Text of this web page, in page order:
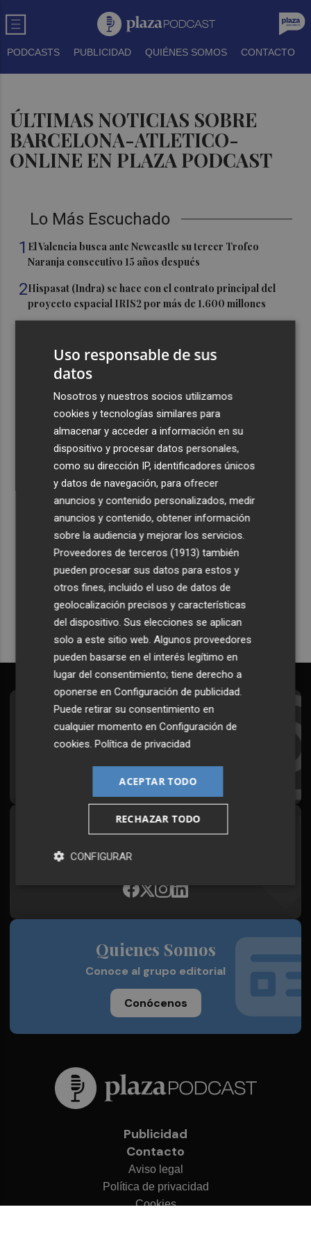
PODCASTS PUBLICIDAD QUIÉNES SOMOS CONTACTO
ÚLTIMAS NOTICIAS SOBRE
BARCELONA-ATLETICO-
ONLINE EN PLAZA PODCAST
Lo Más Escuchado
1 El Valencia busca ante Newcastle su tercer Trofeo
Naranja consecutivo 15 años después
2Hispasat (Indra) se hace con el contrato principal del
proyecto espacial IRIS2 por más de 1.600 millones
Carlos Corberán contará con 14 profesionales en su
El Valencia CF y Cervezas Turia apoyarán a los
hosteleros afectados por los incendios con una iniciativa
especial en el Trofeu Taronja
Recibe toda la actualidad de
Plaza Podcast en tu correo
Quiero suscribirme
Suscríbete al Boletín
Todos los días a primera hora en tu email
Síguenos en redes
Plaza Podcast, desde cualquier medio
Quienes Somos
Conoce al grupo editorial
Conócenos
Publicidad
Contacto
Aviso legal
Política de privacidad
Cookies
Uso responsable de sus
datos
Nosotros y nuestros socios utilizamos
cookies y tecnologías similares para
almacenar y acceder a información en su
dispositivo y procesar datos personales,
como su dirección IP, identificadores únicos
y datos de navegación, para ofrecer
anuncios y contenido personalizados, medir
anuncios y contenido, obtener información
sobre la audiencia y mejorar los servicios.
Proveedores de terceros (1913) también
pueden procesar sus datos para estos y
otros fines, incluido el uso de datos de
geolocalización precisos y características
del dispositivo. Sus elecciones se aplican
solo a este sitio web. Algunos proveedores
pueden basarse en el interés legítimo en
lugar del consentimiento; tiene derecho a
oponerse enConfiguración de publicidad.
Puede retirar su consentimiento en
cualquier momento enConfiguración de
cookies.Política de privacidad
ACEPTAR TODO
RECHAZAR TODO
CONFIGURAR